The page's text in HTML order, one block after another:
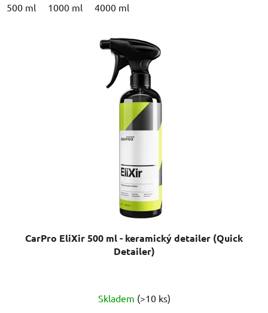
500 ml 1000 ml 4000 ml
CarPro EliXir 500 ml - keramický detailer (Quick
Detailer)
hodnocení
Skladem (>10 ks)